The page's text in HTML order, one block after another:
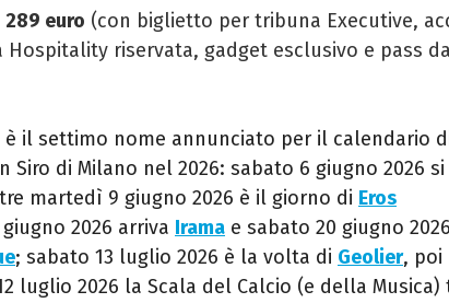
289 euro (con biglietto per tribuna Executive,
Hospitality riservata, gadget esclusivo e pass da
il settimo nome annunciato per il calendario
Siro di Milano nel 2026: sabato 6 giugno 2026
martedì 9 giugno 2026 è il giorno di Eros
2026 arriva Irama e sabato 20 giugno 2026
; sabato 13 luglio 2026 è la volta di Geolier, poi
luglio 2026 la Scala del Calcio (e della Musica)